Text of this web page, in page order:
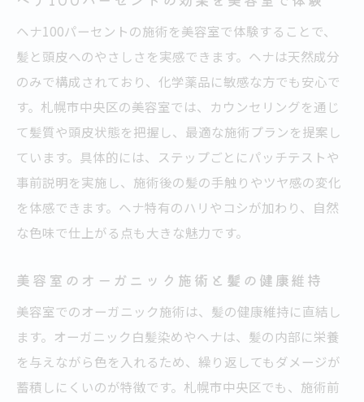
ヘナ100パーセントの施術を美容室で体験することで、
髪と頭皮へのやさしさを実感できます。ヘナは天然成分
のみで構成されており、化学薬品に敏感な方でも安心で
す。札幌市中央区の美容室では、カウンセリングを通じ
て髪質や頭皮状態を把握し、最適な施術プランを提案し
ています。具体的には、ステップごとにパッチテストや
事前説明を実施し、施術後の髪の手触りやツヤ感の変化
を体感できます。ヘナ特有のハリやコシが加わり、自然
な色味で仕上がる点も大きな魅力です。
美容室のオーガニック施術と髪の健康維持
美容室でのオーガニック施術は、髪の健康維持に直結し
ます。オーガニック白髪染めやヘナは、髪の内部に栄養
を与えながら色を入れるため、繰り返してもダメージが
蓄積しにくいのが特徴です。札幌市中央区でも、施術前